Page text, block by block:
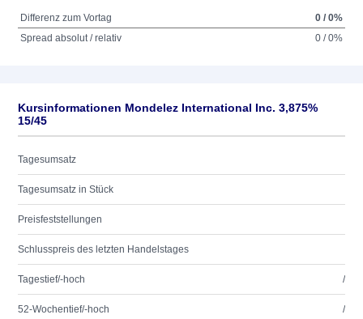
Differenz zum Vortag
0 / 0%
Spread absolut / relativ
0 / 0%
Kursinformationen Mondelez International Inc. 3,875%
15/45
Tagesumsatz
Tagesumsatz in Stück
Preisfeststellungen
Schlusspreis des letzten Handelstages
Tagestief/-hoch /
52-Wochentief/-hoch /